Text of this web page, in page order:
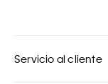
Servicio al cliente